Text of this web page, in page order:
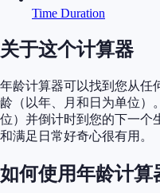
Time Duration
关于这个计算器
年龄计算器可以找到您从任
龄（以年、月和日为单位）
位）并倒计时到您的下一个
和满足日常好奇心很有用。
如何使用年龄计算